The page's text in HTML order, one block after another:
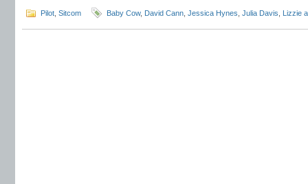
Pilot Sitcom Baby Cow, David Cann Jessica Hynes Julia Davis Lizzie